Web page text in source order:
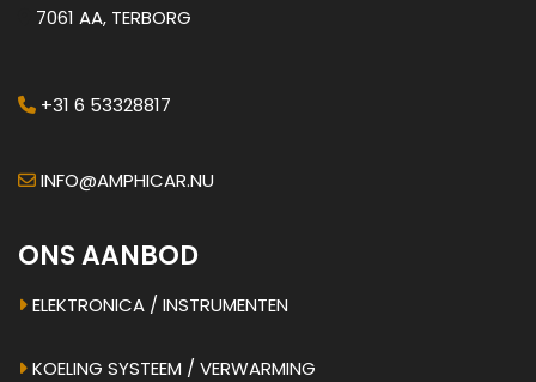
7061 AA, TERBORG
+31 6 53328817
INFO@AMPHICAR.NU
ONS AANBOD
ELEKTRONICA / INSTRUMENTEN
KOELING SYSTEEM / VERWARMING